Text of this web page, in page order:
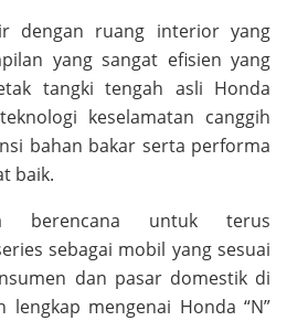
dengan ruang interior yang
yang sangat efisien yang
tangki tengah asli Honda
keselamatan canggih
bahan bakar serta performa
baik.
berencana untuk terus
sebagai mobil yang sesuai
dan pasar domestik di
lengkap mengenai Honda “N”